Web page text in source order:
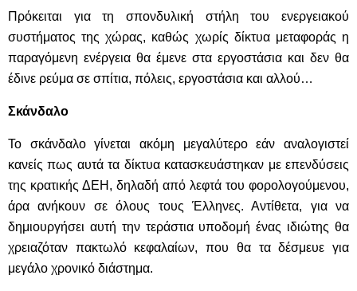
Πρόκειται για τη σπονδυλική στήλη του ενεργειακού
συστήματος της χώρας, καθώς χωρίς δίκτυα μεταφοράς η
παραγόμενη ενέργεια θα έμενε στα εργοστάσια και δεν θα
έδινε ρεύμα σε σπίτια, πόλεις, εργοστάσια και αλλού…
Σκάνδαλο
Το σκάνδαλο γίνεται ακόμη μεγαλύτερο εάν αναλογιστεί
κανείς πως αυτά τα δίκτυα κατασκευάστηκαν με επενδύσεις
της κρατικής ΔΕΗ, δηλαδή από λεφτά του φορολογούμενου,
άρα ανήκουν σε όλους τους Έλληνες. Αντίθετα, για να
δημιουργήσει αυτή την τεράστια υποδομή ένας ιδιώτης θα
χρειαζόταν πακτωλό κεφαλαίων, που θα τα δέσμευε για
μεγάλο χρονικό διάστημα.